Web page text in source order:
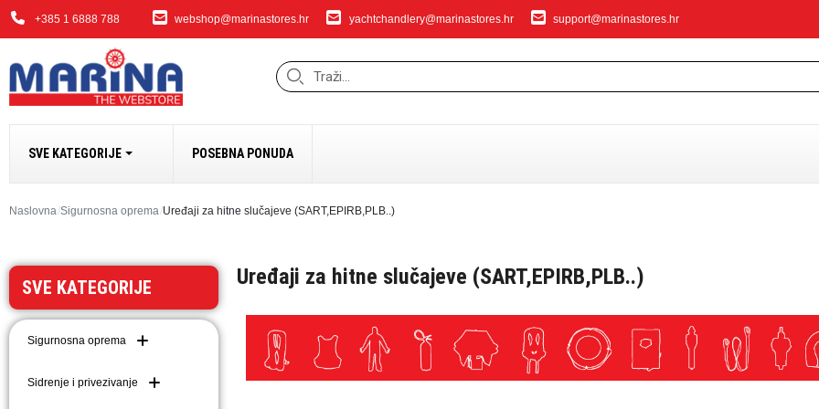
+385 1 6888 788 webshop@marinastores.hr yachtchandlery@marinastores.hr support@marinastores.hr
SVE KATEGORIJE
SIDRENJE I PRIVEZIVANJE
Sidrena vitla i dodaci
Sidra i dodaci
Dodaci za sidrenje i privezivanje
Lanci
POSEBNA PONUDA
Naslovna Sigurnosna oprema Uređaji za hitne slučajeve (SART,EPIRB,PLB..)
SVE KATEGORIJE
Sigurnosna oprema
Sidrenje i privezivanje
Uređaji za hitne slučajeve (SART,EPIRB,PLB..)